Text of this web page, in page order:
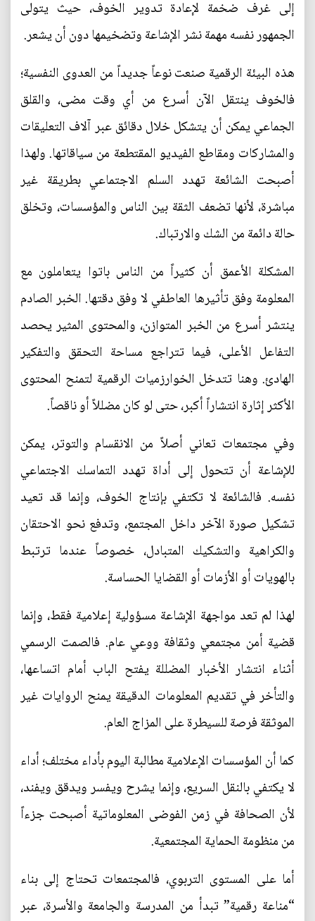
إلى غرف ضخمة لإعادة تدوير الخوف، حيث يتولى
الجمهور نفسه مهمة نشر الإشاعة وتضخيمها دون أن يشعر.
هذه البيئة الرقمية صنعت نوعاً جديداً من العدوى النفسية؛
فالخوف ينتقل الآن أسرع من أي وقت مضى، والقلق
الجماعي يمكن أن يتشكل خلال دقائق عبر آلاف التعليقات
والمشاركات ومقاطع الفيديو المقتطعة من سياقاتها. ولهذا
أصبحت الشائعة تهدد السلم الاجتماعي بطريقة غير
مباشرة، لأنها تضعف الثقة بين الناس والمؤسسات، وتخلق
حالة دائمة من الشك والارتباك.
المشكلة الأعمق أن كثيراً من الناس باتوا يتعاملون مع
المعلومة وفق تأثيرها العاطفي لا وفق دقتها. الخبر الصادم
ينتشر أسرع من الخبر المتوازن، والمحتوى المثير يحصد
التفاعل الأعلى، فيما تتراجع مساحة التحقق والتفكير
الهادئ. وهنا تتدخل الخوارزميات الرقمية لتمنح المحتوى
الأكثر إثارة انتشاراً أكبر، حتى لو كان مضللاً أو ناقصاً.
وفي مجتمعات تعاني أصلاً من الانقسام والتوتر، يمكن
للإشاعة أن تتحول إلى أداة تهدد التماسك الاجتماعي
نفسه. فالشائعة لا تكتفي بإنتاج الخوف، وإنما قد تعيد
تشكيل صورة الآخر داخل المجتمع، وتدفع نحو الاحتقان
والكراهية والتشكيك المتبادل، خصوصاً عندما ترتبط
بالهويات أو الأزمات أو القضايا الحساسة.
لهذا لم تعد مواجهة الإشاعة مسؤولية إعلامية فقط، وإنما
قضية أمن مجتمعي وثقافة ووعي عام. فالصمت الرسمي
أثناء انتشار الأخبار المضللة يفتح الباب أمام اتساعها،
والتأخر في تقديم المعلومات الدقيقة يمنح الروايات غير
الموثقة فرصة للسيطرة على المزاج العام.
كما أن المؤسسات الإعلامية مطالبة اليوم بأداء مختلف؛ أداء
لا يكتفي بالنقل السريع، وإنما يشرح ويفسر ويدقق ويفند،
لأن الصحافة في زمن الفوضى المعلوماتية أصبحت جزءاً
من منظومة الحماية المجتمعية.
أما على المستوى التربوي، فالمجتمعات تحتاج إلى بناء
“مناعة رقمية” تبدأ من المدرسة والجامعة والأسرة، عبر